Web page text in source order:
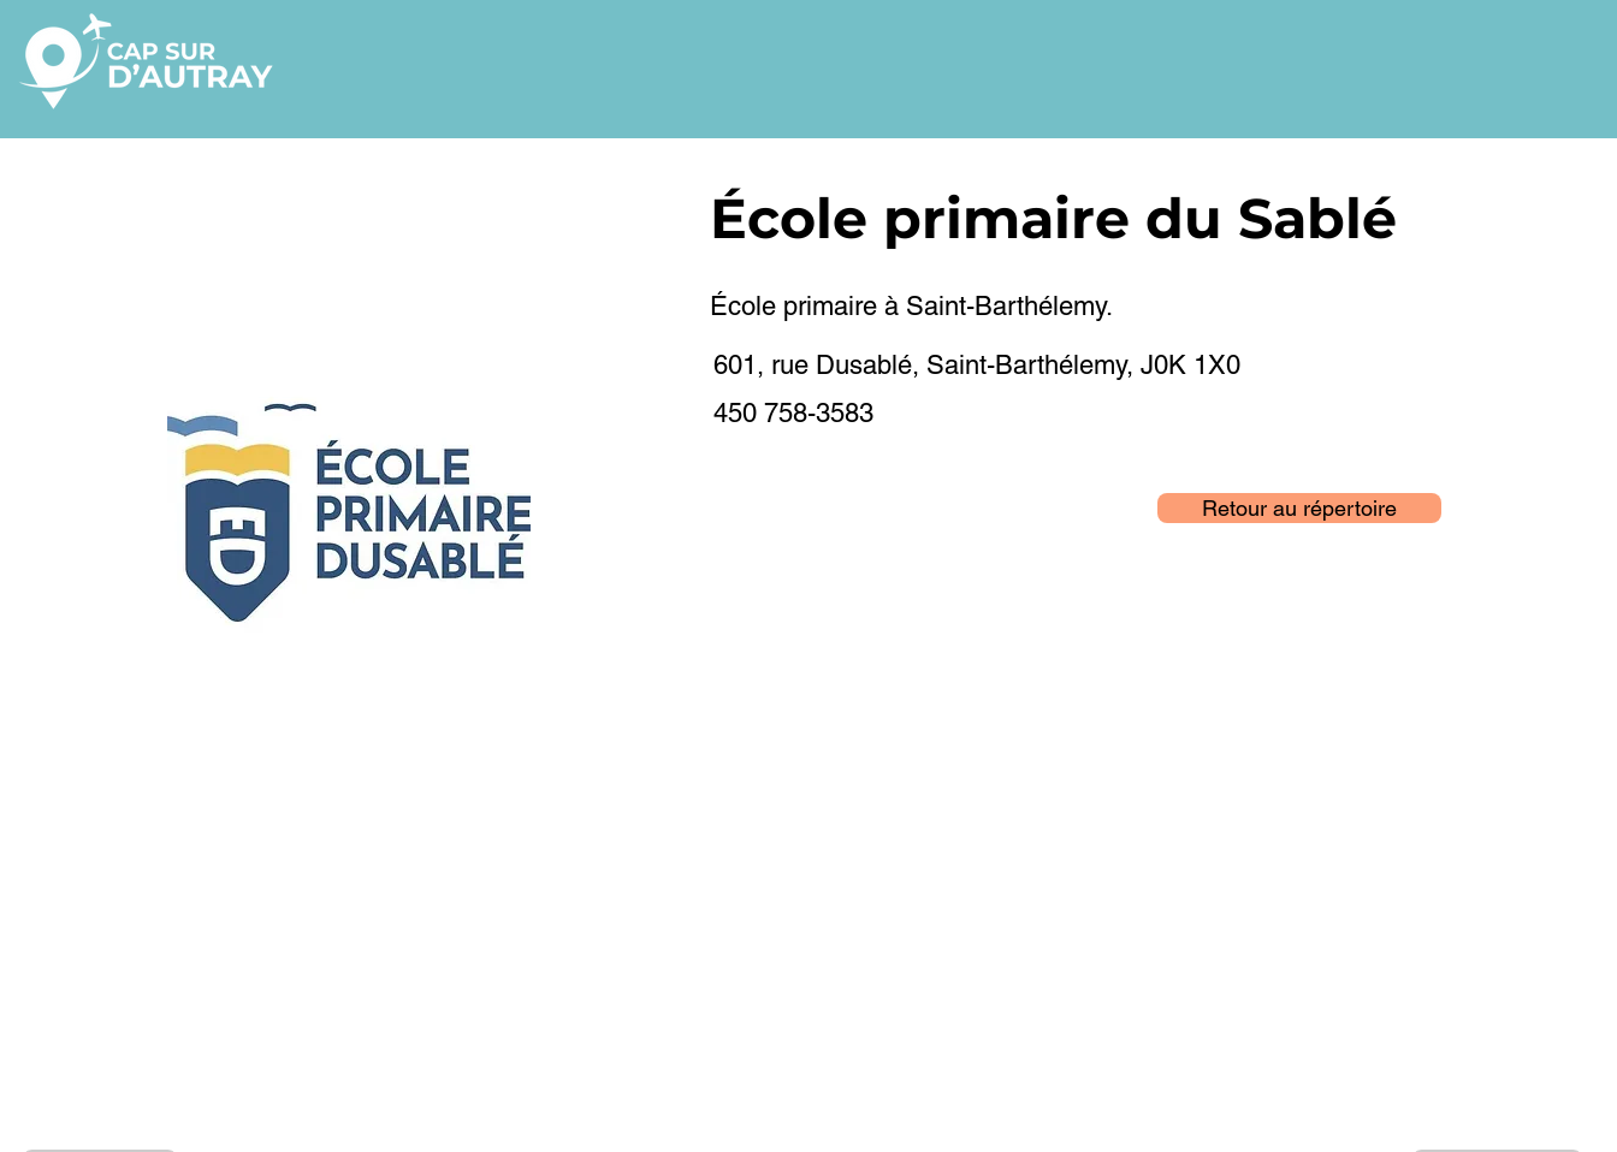
École primaire du Sablé
École primaire à Saint-Barthélemy.
601, rue Dusablé, Saint-Barthélemy, J0K 1X0
450 758-3583
Retour au répertoire